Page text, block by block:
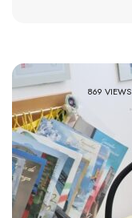
869 VIEWS